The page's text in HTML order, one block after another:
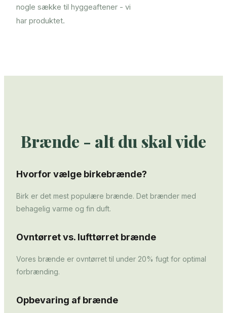
nogle sække til hyggeaftener - vi
har produktet.
Brænde - alt du skal vide
Hvorfor vælge birkebrænde?
Birk er det mest populære brænde. Det brænder med
behagelig varme og fin duft.
Ovntørret vs. lufttørret brænde
Vores brænde er ovntørret til under 20% fugt for optimal
forbrænding.
Opbevaring af brænde